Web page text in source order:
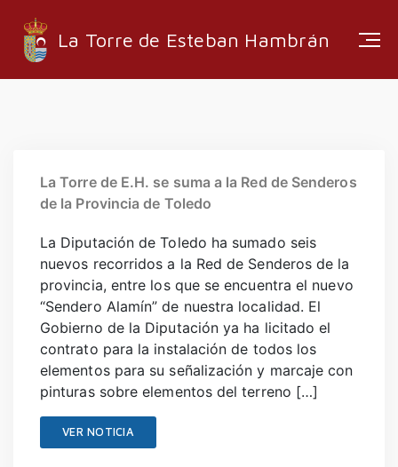
La Torre de Esteban Hambrán
EMPRESAS LOCALES
RUTAS Y SENDEROS
MEDIA
INFORMACIÓN
EMPLEO
SANIDAD
DEPORTES
La Torre de E.H. se suma a la Red de Senderos
de la Provincia de Toledo
La Diputación de Toledo ha sumado seis
nuevos recorridos a la Red de Senderos de la
provincia, entre los que se encuentra el nuevo
“Sendero Alamín” de nuestra localidad. El
Gobierno de la Diputación ya ha licitado el
contrato para la instalación de todos los
elementos para su señalización y marcaje con
pinturas sobre elementos del terreno […]
VER NOTICIA